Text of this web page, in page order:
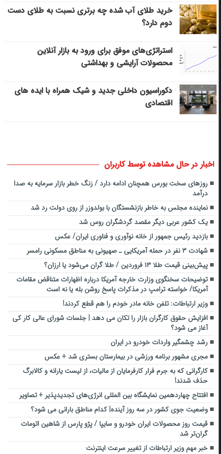
خرید طلای آب شده چه برتری نسبت به طلای دست
دوم دارد؟
استراتژی‌های موفق برای ورود به بازار آنلاین
محصولات آرایشی و بهداشتی
دکوراسیون داخلی جدید و شیک همراه با ایده های
اقتصادی
اخبار در حال مشاهده توسط کاربران
روزهای سخت بورس همچنان ادامه دارد / زنگ خطر بازار سرمایه به صدا
درآمد
نماینده مجلس به خاطر بازنشستگان با بولدوزر از روی دولت رد شد
یک کشور عربی دیگر مقصد گردشگران روس شد
بازدید رئیس جمهور از خانه نوآوری و فناوری ایران/ عکس
شهادت ۳ نفر در حمله آمریکایی ـ صهیونی به مناطق مسکونی ‌رامسر
پیش‌بینی قیمت طلا ۱۳ فروردین / طلا گران می‌شود یا ارزان؟
توضیحات سخنگوی وزارت خارجه آمریکا درباره اظهارات متناقض مقامات
آمریکا/ خواسته ترامپ در مذکرات پاسخ روشن بله یا نه است
وزیر ارتباطات: تلفن خانه مادر خودم را هم قطع کردند!
افزایش حقوق کارگران بازار را تکان می دهد | جلسات شورای عالی کار کی
آغاز می شود؟
رشد چشمگیر واردات خودرو در ایران
مجری مشهور برنامه ورزشی در بیمارستان بستری شد + عکس
کارگرانی که به جرم فرار کارفرمایان از مالیات، از لیست یارانه و کالابرگ
حذف شدند!
افتتاح چهاردهمین نمایشگاه بین المللی انرژی‌های تجدیدپذیر + تصاویر
وضعیت جوی کشور در سه روز آینده| کدام مناطق بارانی می شود؟
قیمت روز محصولات ایران خودرو و سایپا / پژو پارس از شاهین اتومات
گران‌تر شد
خبر مهم وزیر ارتباطات از تغییر سرعت اینترنت